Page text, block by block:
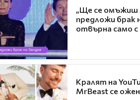
„Ще се омъжиш
предложи брак
отвърна само
Кралят на
MrBeast се